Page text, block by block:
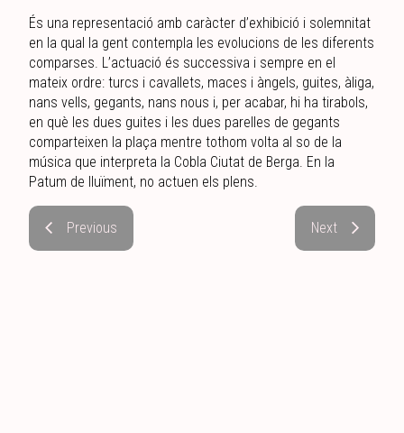
És una representació amb caràcter d’exhibició i solemnitat
en la qual la gent contempla les evolucions de les diferents
comparses. L’actuació és successiva i sempre en el
mateix ordre: turcs i cavallets, maces i àngels, guites, àliga,
nans vells, gegants, nans nous i, per acabar, hi ha tirabols,
en què les dues guites i les dues parelles de gegants
comparteixen la plaça mentre tothom volta al so de la
música que interpreta la Cobla Ciutat de Berga. En la
Patum de lluïment, no actuen els plens.
Previous Next